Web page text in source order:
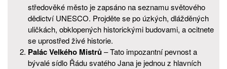
středověké město je zapsáno na seznamu světového
dědictví UNESCO. Projděte se po úzkých, dlážděných
uličkách, obklopených historickými budovami, a ocitnete
se uprostřed živé historie.
Palác Velkého Mistrů– Tato impozantní pevnost a
bývalé sídlo Řádu svatého Jana je jednou z hlavních